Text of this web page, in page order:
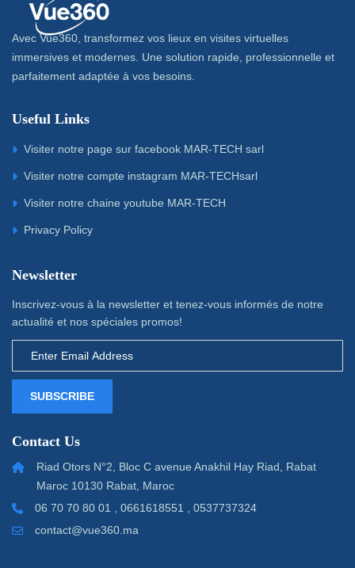
Avec Vue360, transformez vos lieux en visites virtuelles
immersives et modernes. Une solution rapide, professionnelle et
parfaitement adaptée à vos besoins.
Useful Links
Visiter notre page sur facebook MAR-TECH sarl
Visiter notre compte instagram MAR-TECHsarl
Visiter notre chaine youtube MAR-TECH
Privacy Policy
Newsletter
Inscrivez-vous à la newsletter et tenez-vous informés de notre
actualité et nos spéciales promos!
SUBSCRIBE
Contact Us
Riad Otors N°2, Bloc C avenue Anakhil Hay Riad, Rabat
Maroc 10130 Rabat, Maroc
06 70 70 80 01 , 0661618551 , 0537737324
contact@vue360.ma